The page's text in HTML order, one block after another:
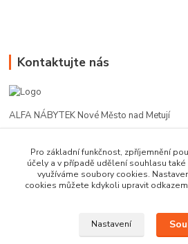
Kontaktujte nás
ALFA NÁBYTEK Nové Město nad Metují
602 412 331
alfanm@seznam.cz
Pro základní funkčnost, zpříjemnění
účely a v případě udělení souhlasu
využíváme soubory cookies.
cookies můžete kdykoli upravit
Nastavení